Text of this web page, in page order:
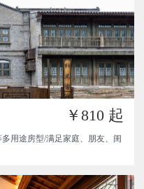
￥810 起
用途房型/满足家庭、朋友、闺